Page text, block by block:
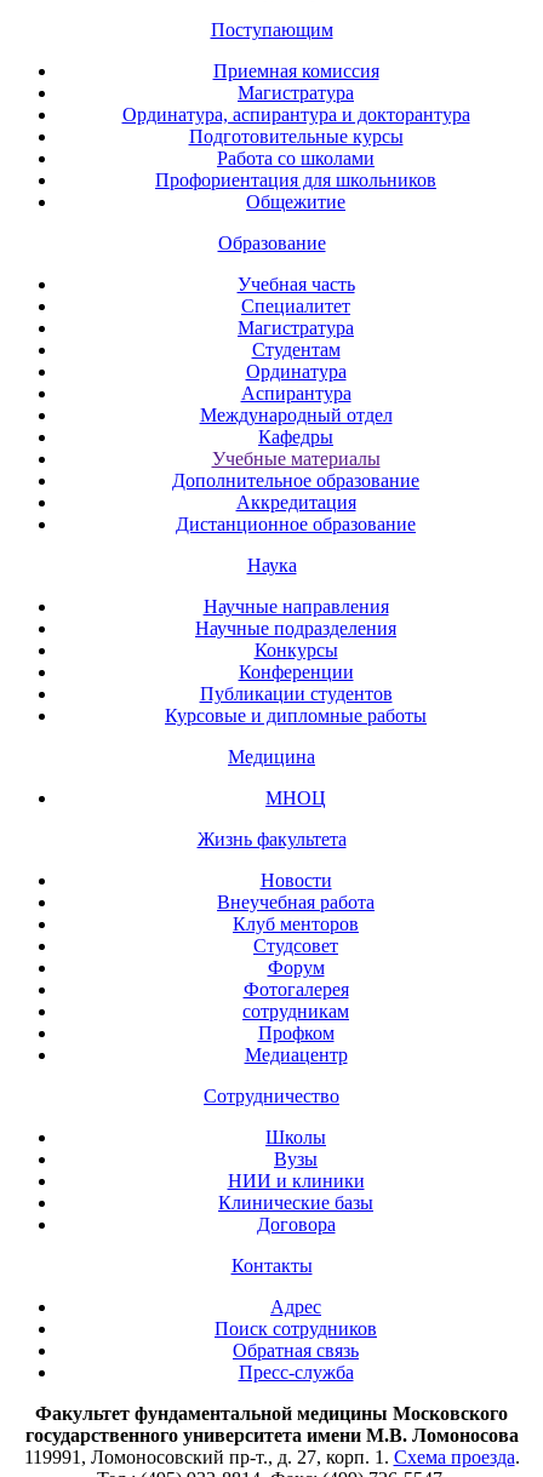
Поступающим
Приемная комиссия
Магистратура
Ординатура, аспирантура и докторантура
Подготовительные курсы
Работа со школами
Профориентация для школьников
Общежитие
Образование
Учебная часть
Специалитет
Магистратура
Студентам
Ординатура
Аспирантура
Международный отдел
Кафедры
Учебные материалы
Дополнительное образование
Аккредитация
Дистанционное образование
Наука
Научные направления
Научные подразделения
Конкурсы
Конференции
Публикации студентов
Курсовые и дипломные работы
Медицина
МНОЦ
Жизнь факультета
Новости
Внеучебная работа
Клуб менторов
Студсовет
Форум
Фотогалерея
сотрудникам
Профком
Медиацентр
Сотрудничество
Школы
Вузы
НИИ и клиники
Клинические базы
Договора
Контакты
Адрес
Поиск сотрудников
Обратная связь
Пресс-служба
Факультет фундаментальной медицины Московского
государственного университета имени М.В. Ломоносова
119991, Ломоносовский пр-т., д. 27, корп. 1. Схема проезда.